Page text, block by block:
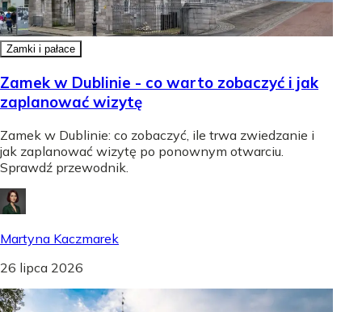
Zamki i pałace
Zamek w Dublinie - co warto zobaczyć i jak
zaplanować wizytę
Zamek w Dublinie: co zobaczyć, ile trwa zwiedzanie i
jak zaplanować wizytę po ponownym otwarciu.
Sprawdź przewodnik.
Martyna Kaczmarek
26 lipca 2026